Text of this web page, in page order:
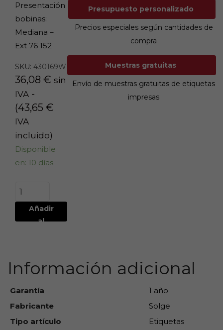
Presentación
bobinas:
Mediana –
Ext 76 152
SKU: 430169W
36,08 € sin
IVA -
(43,65 €
IVA
incluido)
Disponible
en: 10 días
Añadir
al
Presupuesto personalizado
Precios especiales según cantidades de
compra
Muestras gratuitas
Envío de muestras gratuitas de etiquetas
impresas
Información adicional
Garantía
1 año
Fabricante
Solge
Tipo artículo
Etiquetas